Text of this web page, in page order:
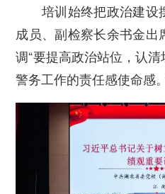
培训始终把政治建设
成员、副检察长余书金
调“要提高政治站位，认
警务工作的责任感使命感